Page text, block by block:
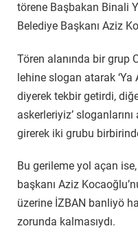
törene Başbakan Binali
Belediye Başkanı Aziz
Tören alanında bir grup
lehine slogan atarak
diyerek tekbir getirdi,
askerleriyiz’
girerek iki grubu
Bu gerileme yol açan
başkanı Aziz
üzerine İZBAN banliyö
zorunda kalmasıydı.